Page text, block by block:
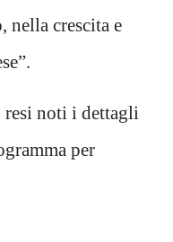
nella crescita e
noti i dettagli
per